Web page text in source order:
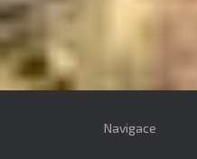
Navigace